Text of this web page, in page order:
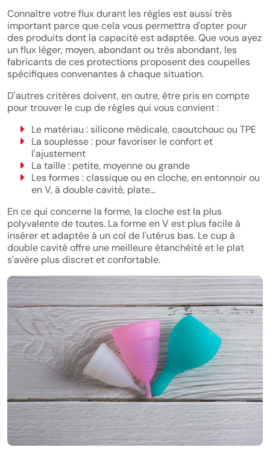
Connaître votre flux durant les règles est aussi très
important parce que cela vous permettra d'opter pour
des produits dont la capacité est adaptée. Que vous ayez
un flux léger, moyen, abondant ou très abondant, les
fabricants de ces protections proposent des coupelles
spécifiques convenantes à chaque situation.
D'autres critères doivent, en outre, être pris en compte
pour trouver le cup de règles qui vous convient :
Le matériau : silicone médicale, caoutchouc ou TPE
La souplesse : pour favoriser le confort et
l'ajustement
La taille : petite, moyenne ou grande
Les formes : classique ou en cloche, en entonnoir ou
en V, à double cavité, plate…
En ce qui concerne la forme, la cloche est la plus
polyvalente de toutes. La forme en V est plus facile à
insérer et adaptée à un col de l'utérus bas. Le cup à
double cavité offre une meilleure étanchéité et le plat
s'avère plus discret et confortable.